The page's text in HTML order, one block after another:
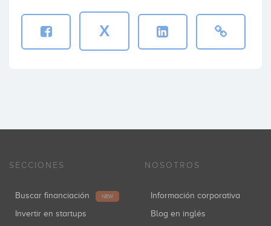
X
SECCIONES
Buscar financiación NEW
Invertir en startups
NOSOTROS
Información corporativa
Blog en inglés